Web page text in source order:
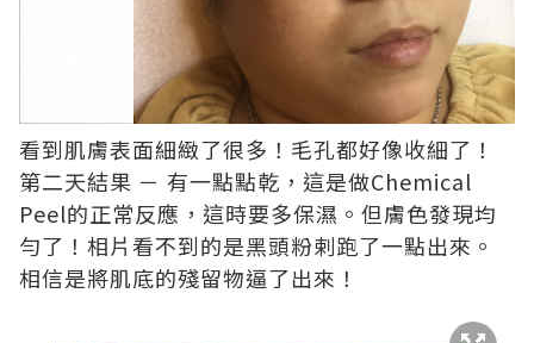
看到肌膚表面細緻了很多！毛孔都好像收細了！
第二天結果 － 有一點點乾，這是做Chemical
Peel的正常反應，這時要多保濕。但膚色發現均
勻了！相片看不到的是黑頭粉剌跑了一點出來。
相信是將肌底的殘留物逼了出來！